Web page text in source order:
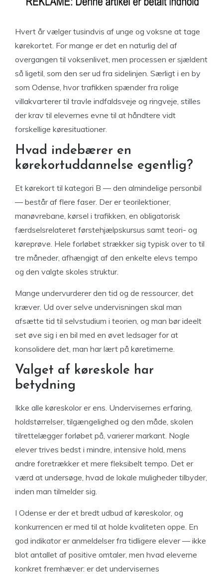
Hvert år vælger tusindvis af unge og voksne at tage
kørekortet. For mange er det en naturlig del af
overgangen til voksenlivet, men processen er sjældent
så ligetil, som den ser ud fra sidelinjen. Særligt i en by
som Odense, hvor trafikken spænder fra rolige
villakvarterer til travle indfaldsveje og ringveje, stilles
der krav til elevernes evne til at håndtere vidt
forskellige køresituationer.
Hvad indebærer en
kørekortuddannelse egentlig?
Et kørekort til kategori B — den almindelige personbil
— består af flere faser. Der er teorilektioner,
manøvrebane, kørsel i trafikken, en obligatorisk
færdselsrelateret førstehjælpskursus samt teori- og
køreprøve. Hele forløbet strækker sig typisk over to til
tre måneder, afhængigt af den enkelte elevs tempo
og den valgte skoles struktur.
Mange undervurderer den tid og de ressourcer, det
kræver. Ud over selve undervisningen skal man
afsætte tid til selvstudium i teorien, og man bør ideelt
set øve sig i en bil med en øvet ledsager for at
konsolidere det, man har lært på køretimerne.
Valget af køreskole har
betydning
Ikke alle køreskolor er ens. Undervisernes erfaring,
holdstørrelser, tilgængelighed og den måde, skolen
tilrettelægger forløbet på, varierer markant. Nogle
elever trives bedst i mindre, intensive hold, mens
andre foretrækker et mere fleksibelt tempo. Det er
værd at undersøge, hvad de lokale muligheder tilbyder,
inden man tilmelder sig.
I Odense er der et bredt udbud af køreskolor, og
konkurrencen er med til at holde kvaliteten oppe. En
god indikator er anmeldelser fra tidligere elever — ikke
blot antallet af positive omtaler, men hvad eleverne
konkret fremhæver: er det undervisernes